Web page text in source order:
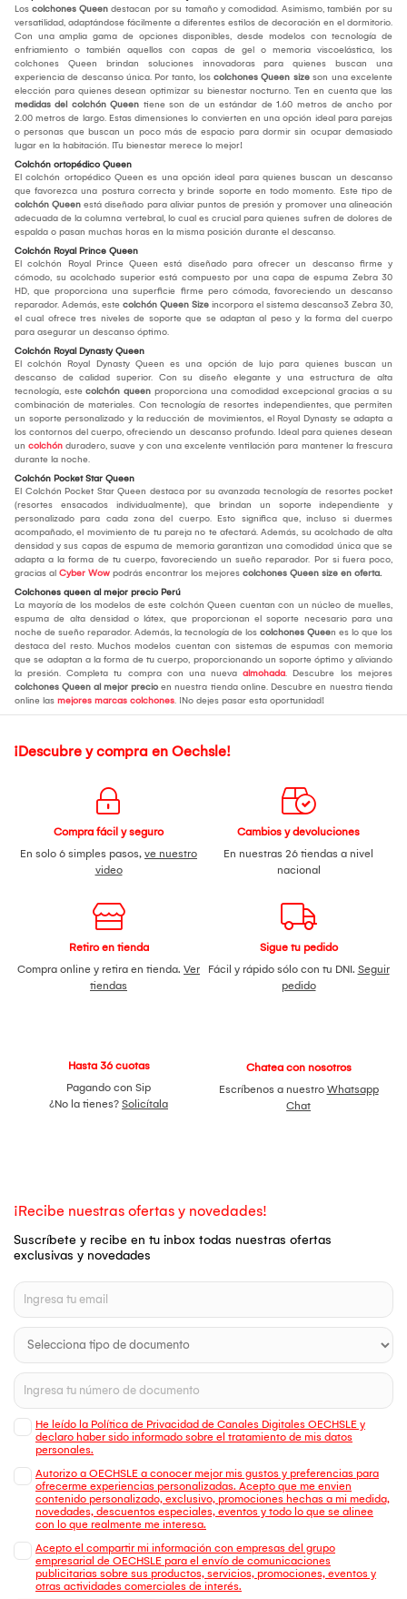
Los colchones Queen destacan por su tamaño y comodidad. Asimismo, también por su
versatilidad, adaptándose fácilmente a diferentes estilos de decoración en el dormitorio.
Con una amplia gama de opciones disponibles, desde modelos con tecnología de
enfriamiento o también aquellos con capas de gel o memoria viscoelástica, los
colchones Queen brindan soluciones innovadoras para quienes buscan una
experiencia de descanso única. Por tanto, los colchones Queen size son una excelente
elección para quienes desean optimizar su bienestar nocturno. Ten en cuenta que las
medidas del colchón Queen tiene son de un estándar de 1.60 metros de ancho por
2.00 metros de largo. Estas dimensiones lo convierten en una opción ideal para parejas
o personas que buscan un poco más de espacio para dormir sin ocupar demasiado
lugar en la habitación. ¡Tu bienestar merece lo mejor!
Colchón ortopédico Queen
El colchón ortopédico Queen es una opción ideal para quienes buscan un descanso
que favorezca una postura correcta y brinde soporte en todo momento. Este tipo de
colchón Queen está diseñado para aliviar puntos de presión y promover una alineación
adecuada de la columna vertebral, lo cual es crucial para quienes sufren de dolores de
espalda o pasan muchas horas en la misma posición durante el descanso.
Colchón Royal Prince Queen
El colchón Royal Prince Queen está diseñado para ofrecer un descanso firme y
cómodo, su acolchado superior está compuesto por una capa de espuma Zebra 30
HD, que proporciona una superficie firme pero cómoda, favoreciendo un descanso
reparador. Además, este colchón Queen Size incorpora el sistema descanso3 Zebra 30,
el cual ofrece tres niveles de soporte que se adaptan al peso y la forma del cuerpo
para asegurar un descanso óptimo.
Colchón Royal Dynasty Queen
El colchón Royal Dynasty Queen es una opción de lujo para quienes buscan un
descanso de calidad superior. Con su diseño elegante y una estructura de alta
tecnología, este colchón queen proporciona una comodidad excepcional gracias a su
combinación de materiales. Con tecnología de resortes independientes, que permiten
un soporte personalizado y la reducción de movimientos, el Royal Dynasty se adapta a
los contornos del cuerpo, ofreciendo un descanso profundo. Ideal para quienes desean
un colchón duradero, suave y con una excelente ventilación para mantener la frescura
durante la noche.
Colchón Pocket Star Queen
El Colchón Pocket Star Queen destaca por su avanzada tecnología de resortes pocket
(resortes ensacados individualmente), que brindan un soporte independiente y
personalizado para cada zona del cuerpo. Esto significa que, incluso si duermes
acompañado, el movimiento de tu pareja no te afectará. Además, su acolchado de alta
densidad y sus capas de espuma de memoria garantizan una comodidad única que se
adapta a la forma de tu cuerpo, favoreciendo un sueño reparador. Por si fuera poco,
gracias al Cyber Wow podrás encontrar los mejores colchones Queen size en oferta.
Colchones queen al mejor precio Perú
La mayoría de los modelos de este colchón Queen cuentan con un núcleo de muelles,
espuma de alta densidad o látex, que proporcionan el soporte necesario para una
noche de sueño reparador. Además, la tecnología de los colchones Queen es lo que los
destaca del resto. Muchos modelos cuentan con sistemas de espumas con memoria
que se adaptan a la forma de tu cuerpo, proporcionando un soporte óptimo y aliviando
la presión. Completa tu compra con una nueva almohada. Descubre los mejores
colchones Queen al mejor precio en nuestra tienda online. Descubre en nuestra tienda
online las mejores marcas colchones. ¡No dejes pasar esta oportunidad!
¡Descubre y compra en Oechsle!
Compra fácil y seguro
En solo 6 simples pasos, ve nuestro
video
Cambios y devoluciones
En nuestras 26 tiendas a nivel
nacional
Retiro en tienda
Compra online y retira en tienda. Ver
tiendas
Sigue tu pedido
Fácil y rápido sólo con tu DNI. Seguir
pedido
Hasta 36 cuotas
Pagando con Sip
¿No la tienes? Solicítala
Chatea con nosotros
Escríbenos a nuestro Whatsapp
Chat
¡Recibe nuestras ofertas y novedades!
Suscríbete y recibe en tu inbox todas nuestras ofertas
exclusivas y novedades
He leído la Política de Privacidad de Canales Digitales OECHSLE y
declaro haber sido informado sobre el tratamiento de mis datos
personales.
Autorizo a OECHSLE a conocer mejor mis gustos y preferencias para
ofrecerme experiencias personalizadas. Acepto que me envien
contenido personalizado, exclusivo, promociones hechas a mi medida,
novedades, descuentos especiales, eventos y todo lo que se alinee
con lo que realmente me interesa.
Acepto el compartir mi información con empresas del grupo
empresarial de OECHSLE para el envío de comunicaciones
publicitarias sobre sus productos, servicios, promociones, eventos y
otras actividades comerciales de interés.